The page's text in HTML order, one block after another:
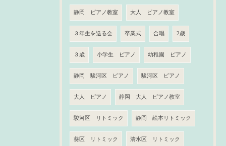
静岡 ピアノ教室 大人 ピアノ教室
３年生を送る会 卒業式 合唱 2歳
３歳 小学生 ピアノ 幼稚園 ピアノ
静岡 駿河区 ピアノ 駿河区 ピアノ
大人 ピアノ 静岡 大人 ピアノ教室
駿河区 リトミック 静岡 絵本リトミック
葵区 リトミック 清水区 リトミック